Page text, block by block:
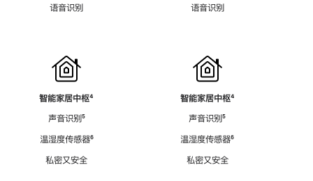
语音识别
智能家居中枢脚
⁴
声音识别脚
⁵
温湿度传感器脚
⁶
私密又安全
语音识别
智能家居中枢脚
⁴
声音识别脚
⁵
温湿度传感器脚
⁶
私密又安全